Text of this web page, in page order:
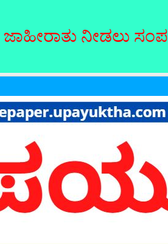
ನೀಡಲು ಸಂಪರ್ಕಿಸಿ: